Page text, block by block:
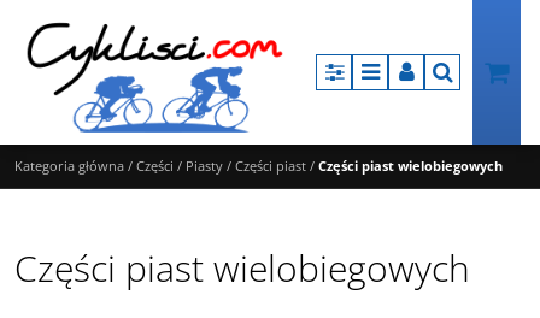
PanelMenuPanelSzukaj
Kategoria główna / Części / Piasty / Części piast / Części piast wielobiegowych
Części piast wielobiegowych